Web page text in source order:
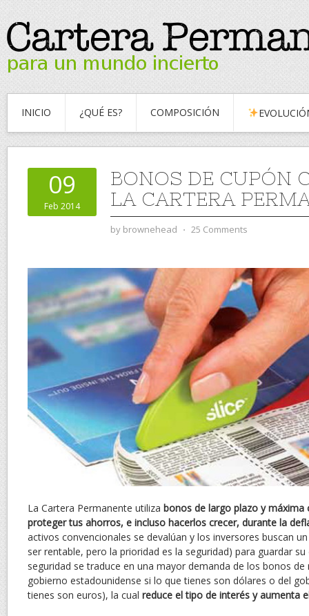
INICIO ¿QUÉ ES? COMPOSICIÓN
09
Feb 2014
BONOS DE CUPÓN
LA CARTERA
by brownehead ⋅ 25 Comments
La Cartera Permanente utiliza bonos de largo plazo y máxima
proteger tus ahorros, e incluso hacerlos crecer, durante la
activos convencionales se devalúan y los inversores buscan
ser rentable, pero la prioridad es la seguridad) para guardar
seguridad se traduce en una mayor demanda de los bonos
gobierno estadounidense si lo que tienes son dólares o del
tienes son euros), la cual reduce el tipo de interés y aumenta